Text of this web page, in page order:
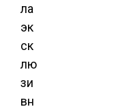
ла
эк
ск
лю
зи
вн